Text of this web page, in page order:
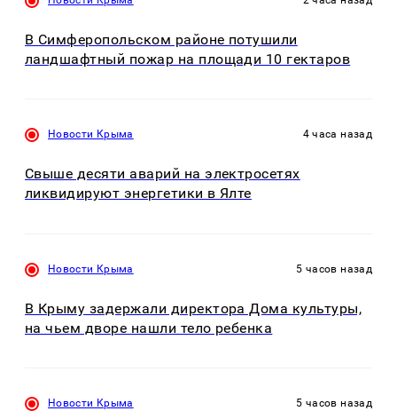
В Симферопольском районе потушили
ландшафтный пожар на площади 10 гектаров
Новости Крыма 4 часа назад
Свыше десяти аварий на электросетях
ликвидируют энергетики в Ялте
Новости Крыма 5 часов назад
В Крыму задержали директора Дома культуры,
на чьем дворе нашли тело ребенка
Новости Крыма 5 часов назад